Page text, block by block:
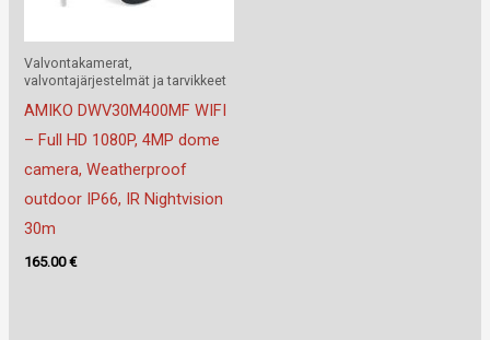
Valvontakamerat,
valvontajärjestelmät ja tarvikkeet
AMIKO DWV30M400MF WIFI
– Full HD 1080P, 4MP dome
camera, Weatherproof
outdoor IP66, IR Nightvision
30m
165.00€